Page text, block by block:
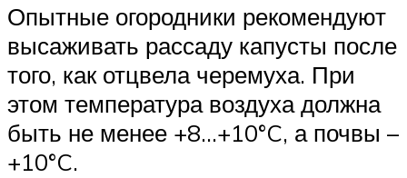
Опытные огородники рекомендуют
высаживать рассаду капусты после
того, как отцвела черемуха. При
этом температура воздуха должна
быть не менее +8…+10°C, а почвы –
+10°C.